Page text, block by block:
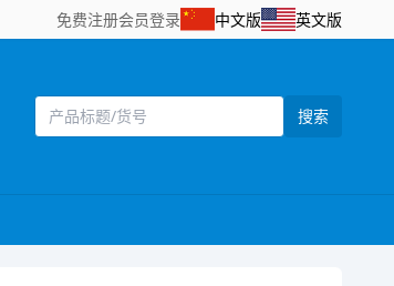
免费注册会员登录 中文版 英文版
搜索